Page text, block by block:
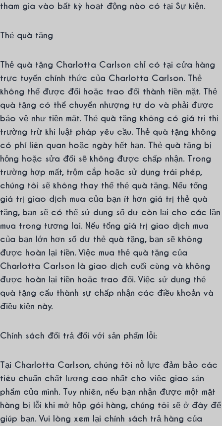
tham gia vào bất kỳ hoạt động nào có tại Sự kiện.
Thẻ quà tặng
Thẻ quà tặng Charlotta Carlson chỉ có tại cửa hàng
trực tuyến chính thức của Charlotta Carlson. Thẻ
không thể được đổi hoặc trao đổi thành tiền mặt. Thẻ
quà tặng có thể chuyển nhượng tự do và phải được
bảo vệ như tiền mặt. Thẻ quà tặng không có giá trị thị
trường trừ khi luật pháp yêu cầu. Thẻ quà tặng không
có phí liên quan hoặc ngày hết hạn. Thẻ quà tặng bị
hỏng hoặc sửa đổi sẽ không được chấp nhận. Trong
trường hợp mất, trộm cắp hoặc sử dụng trái phép,
chúng tôi sẽ không thay thế thẻ quà tặng. Nếu tổng
giá trị giao dịch mua của bạn ít hơn giá trị thẻ quà
tặng, bạn sẽ có thể sử dụng số dư còn lại cho các lần
mua trong tương lai. Nếu tổng giá trị giao dịch mua
của bạn lớn hơn số dư thẻ quà tặng, bạn sẽ không
được hoàn lại tiền. Việc mua thẻ quà tặng của
Charlotta Carlson là giao dịch cuối cùng và không
được hoàn lại tiền hoặc trao đổi. Việc sử dụng thẻ
quà tặng cấu thành sự chấp nhận các điều khoản và
điều kiện này.
Chính sách đổi trả đối với sản phẩm lỗi:
Tại Charlotta Carlson, chúng tôi nỗ lực đảm bảo các
tiêu chuẩn chất lượng cao nhất cho việc giao sản
phẩm của mình. Tuy nhiên, nếu bạn nhận được một mặt
hàng bị lỗi khi mở hộp gói hàng, chúng tôi sẽ ở đây để
giúp bạn. Vui lòng xem lại chính sách trả hàng của